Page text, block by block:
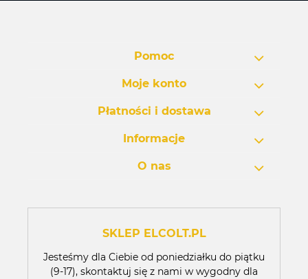
Pomoc
Moje konto
Płatności i dostawa
Informacje
O nas
SKLEP ELCOLT.PL
Jesteśmy dla Ciebie od poniedziałku do piątku
(9-17), skontaktuj się z nami w wygodny dla